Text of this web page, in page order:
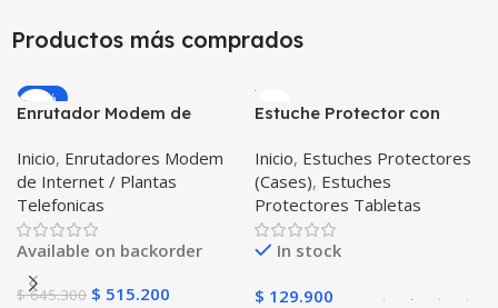
10 × 10 × 10 cm 10 × 10 × 10 cm
Productos más comprados
-20%
Enrutador Modem de
Libre Todo Operador 4G
LTE SIMCARD
Inicio, Enrutadores Modem
de Internet / Plantas
Telefonicas
Available on backorder
$645.300 $ 515.200
Estuche Protector con
Tablet Samsung Galaxy
Tab A8 10.5 2021 – 2022
SM-x200 SM-x205 Anti
golpes con soporte
Inicio, Estuches Protectores
(Cases), Estuches
Protectores Tabletas
In stock
$ 129.900